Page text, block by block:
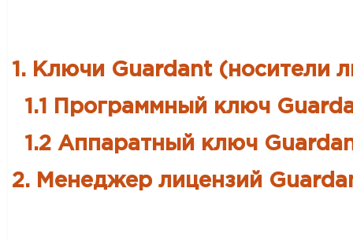
1. Ключи Guardant (носители
1.1 Программный ключ
1.2 Аппаратный ключ
2. Менеджер лицензий